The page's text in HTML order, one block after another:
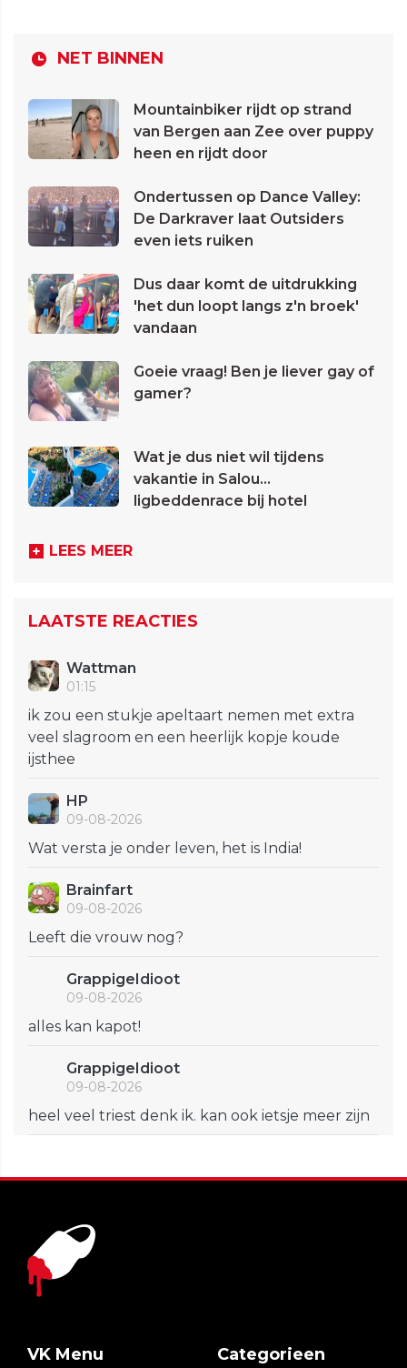
NET BINNEN
Mountainbiker rijdt op strand
van Bergen aan Zee over puppy
heen en rijdt door
Ondertussen op Dance Valley:
De Darkraver laat Outsiders
even iets ruiken
Dus daar komt de uitdrukking
'het dun loopt langs z'n broek'
vandaan
Goeie vraag! Ben je liever gay of
gamer?
Wat je dus niet wil tijdens
vakantie in Salou...
ligbeddenrace bij hotel
LEES MEER
LAATSTE REACTIES
Wattman
01:15
ik zou een stukje apeltaart nemen met extra
veel slagroom en een heerlijk kopje koude
ijsthee
HP
09-08-2026
Wat versta je onder leven, het is India!
Brainfart
09-08-2026
Leeft die vrouw nog?
GrappigeIdioot
09-08-2026
alles kan kapot!
GrappigeIdioot
09-08-2026
heel veel triest denk ik. kan ook ietsje meer zijn
VK Menu Categorieen